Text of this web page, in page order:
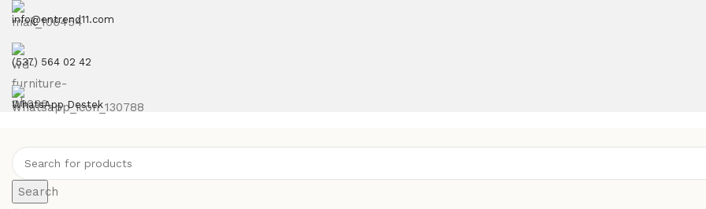
info@entrend11.com
(537) 564 02 42
WhatsApp Destek
Search